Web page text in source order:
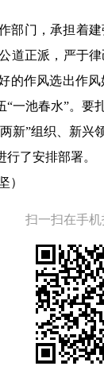
部门，承担着
道正派，严于
的作风选出作
一池春水”。
”组织、新兴
了安排部署。
）
扫一扫在手